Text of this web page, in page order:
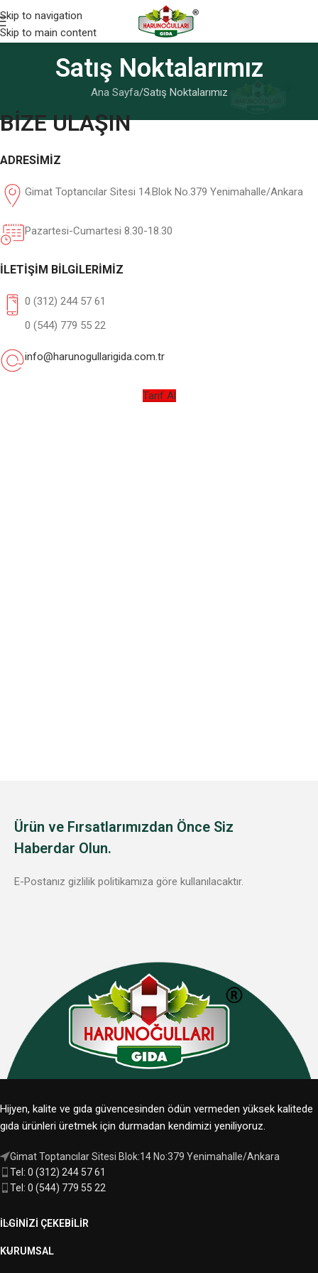
Skip to navigation
Skip to main content
Satış Noktalarımız
Ana Sayfa Satış Noktalarımız
BİZE ULAŞIN
ADRESİMİZ
Gimat Toptancılar Sitesi 14.Blok No.379 Yenimahalle/Ankara
Pazartesi-Cumartesi 8.30-18.30
İLETİŞİM BİLGİLERİMİZ
0 (312) 244 57 61
0 (544) 779 55 22
info@harunogullarigida.com.tr
Tarif Al
Ürün ve Fırsatlarımızdan Önce Siz
Haberdar Olun.
E-Postanız gizlilik politikamıza göre kullanılacaktır.
Hijyen, kalite ve gıda güvencesinden ödün vermeden yüksek kalitede
gıda ürünleri üretmek için durmadan kendimizi yeniliyoruz.
Gimat Toptancılar Sitesi Blok:14 No:379 Yenimahalle/Ankara
Tel: 0 (312) 244 57 61
Tel: 0 (544) 779 55 22
İLGINIZI ÇEKEBILIR
KURUMSAL